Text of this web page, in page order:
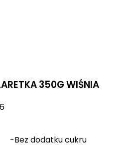
350G WIŚNIA
-Bez dodatku cukru